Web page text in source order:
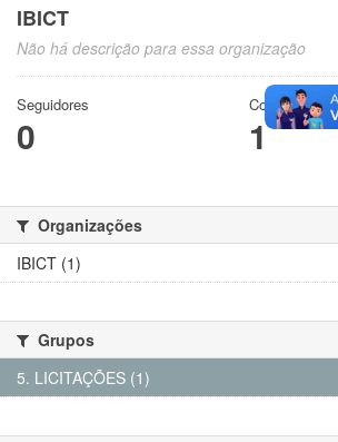
IBICT
Não há descrição para essa organização
Seguidores
0
Conjuntos de
1
Organizações
IBICT (1)
Grupos
5. LICITAÇÕES (1)